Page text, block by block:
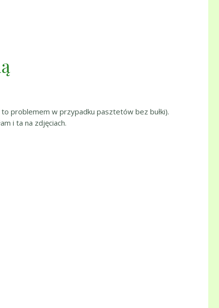
problemem w przypadku pasztetów bez bułki).
i ta na zdjęciach.